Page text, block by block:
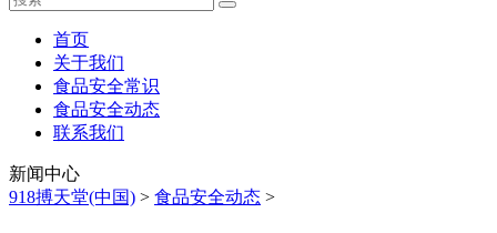
首页
关于我们
食品安全常识
食品安全动态
联系我们
新闻中心
918搏天堂(中国) > 食品安全动态 >